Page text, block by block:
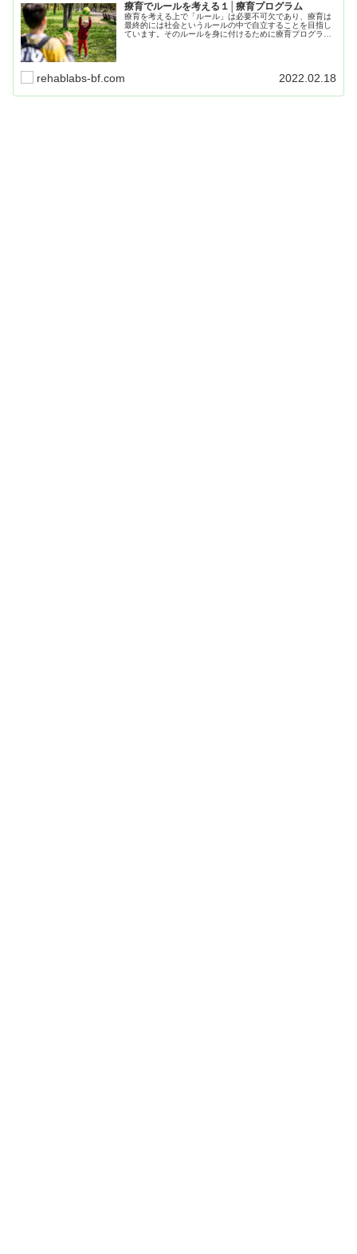
療育でルールを考える１│療育プログラム
療育を考える上で「ルール」は必要不可欠であり、療育は
最終的には社会というルールの中で自立することを目指し
ています。そのルールを身に付けるために療育プログラム
rehablabs-bf.com 2022.02.18